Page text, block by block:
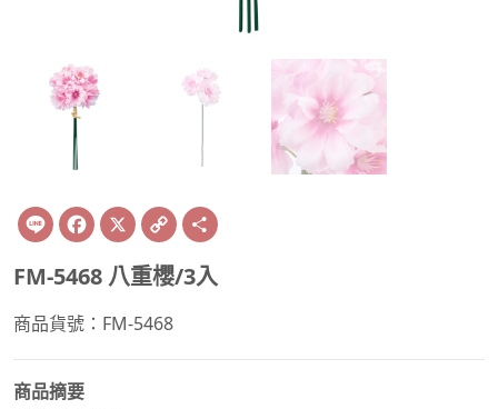
Line Facebook
X Copy
Link
FM-5468 八重櫻/3入
商品貨號：FM-5468
商品摘要